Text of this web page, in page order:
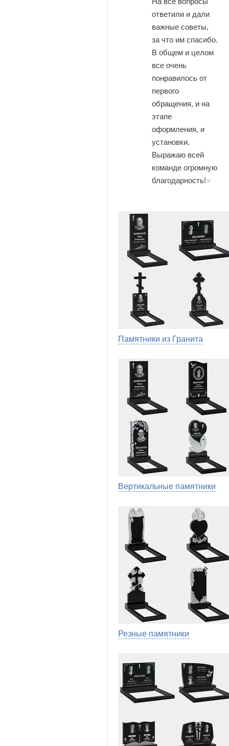
ответили и дали
важные советы,
за что им спасибо.
В общем и целом
все очень
понравилось от
первого
обращения, и на
этапе
оформления, и
установки.
Выражаю всей
команде огромную
благодарность!
Памятники из Гранита
Вертикальные памятники
Резные памятники